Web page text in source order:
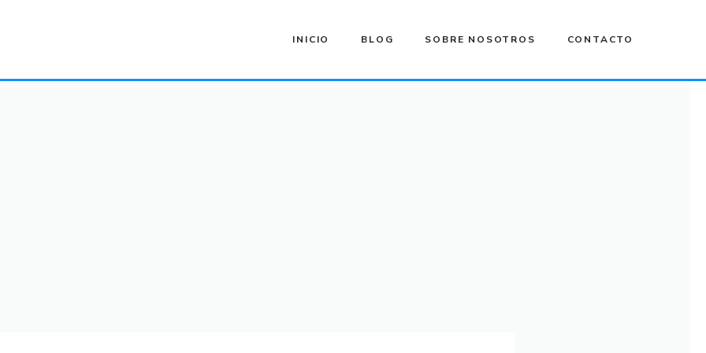
INICIO BLOG SOBRE NOSOTROS CONTACTO